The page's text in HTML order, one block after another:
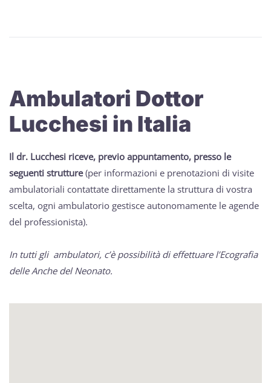
Ambulatori Dottor
Lucchesi in Italia
Il dr. Lucchesi riceve, previo appuntamento, presso le
seguenti strutture(per informazioni e prenotazioni di visite
ambulatoriali contattate direttamente la struttura di vostra
scelta, ogni ambulatorio gestisce autonomamente le agende
del professionista).
In tutti gli ambulatori, c’è possibilità di effettuare l’Ecografia
delle Anche del Neonato.